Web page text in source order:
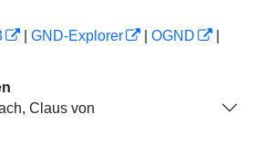
GND-Explorer OGND
Claus von